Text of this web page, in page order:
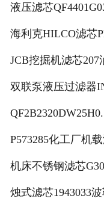
液压滤芯
海利克HILCO滤芯
JCB挖掘机滤芯
双联泵液压过滤器
P573285化工厂机
机床不锈钢滤芯
烛式滤芯1943033